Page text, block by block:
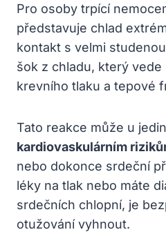
Pro osoby trpící
představuje chlad
kontakt s velmi
šok z chladu, který
krevního tlaku a tepové
Tato reakce může u
kardiovaskulárním
nebo dokonce srdeční
léky na tlak nebo máte
srdečních chlopní, je
otužování vyhnout.